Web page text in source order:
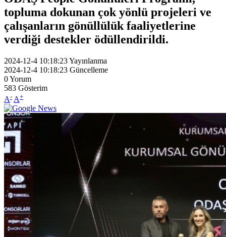
topluma dokunan çok yönlü projeleri ve
çalışanların gönüllülük faaliyetlerine
verdiği destekler ödüllendirildi.
2024-12-4 10:18:23Yayınlanma
2024-12-4 10:18:23 Güncelleme
0Yorum
583 Gösterim
A- A+